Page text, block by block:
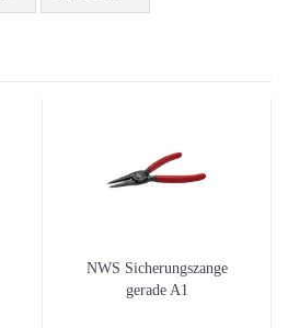
NWS Sicherungszange
gerade A1